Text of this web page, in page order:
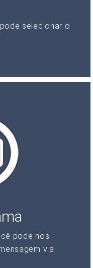
selecionar o
pode nos
via